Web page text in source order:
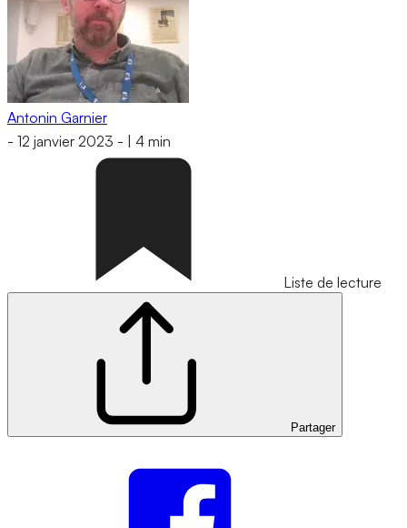
Antonin Garnier
- 12 janvier 2023 - 4 min
Liste de lecture
Partager